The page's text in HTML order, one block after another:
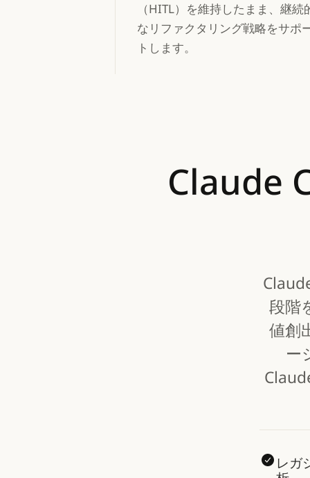
（HITL）を維持したまま、継続
なリファクタリング戦略をサポ
トします。
Claude
段階
値創
ー
レガ